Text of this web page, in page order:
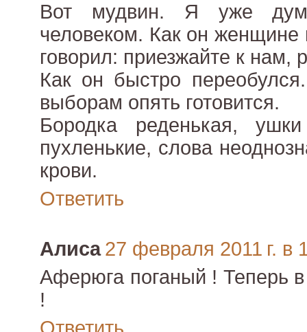
Вот мудвин. Я уже
человеком. Как он
говорил: приезжайте к нам,
Как он быстро
выборам опять готовится.
Бородка реденькая, ушки
пухленькие, слова
крови.
Ответить
Алиса 27 февраля 2011 г. в
Аферюга поганый ! Теперь
!